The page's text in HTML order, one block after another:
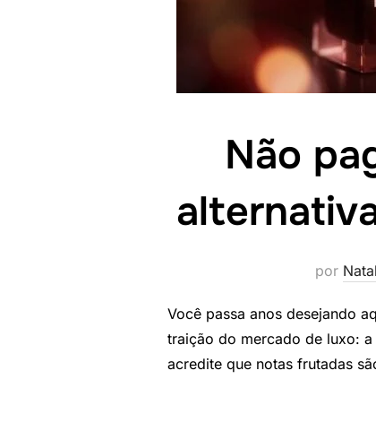
Não
por
Você passa anos desejando
traição do mercado de luxo:
acredite que notas frutadas